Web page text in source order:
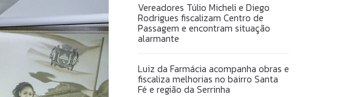
Vereadores Túlio Micheli e Diego
Rodrigues fiscalizam Centro de
Passagem e encontram situação
alarmante
Luiz da Farmácia acompanha obras e
fiscaliza melhorias no bairro Santa
Fé e região da Serrinha